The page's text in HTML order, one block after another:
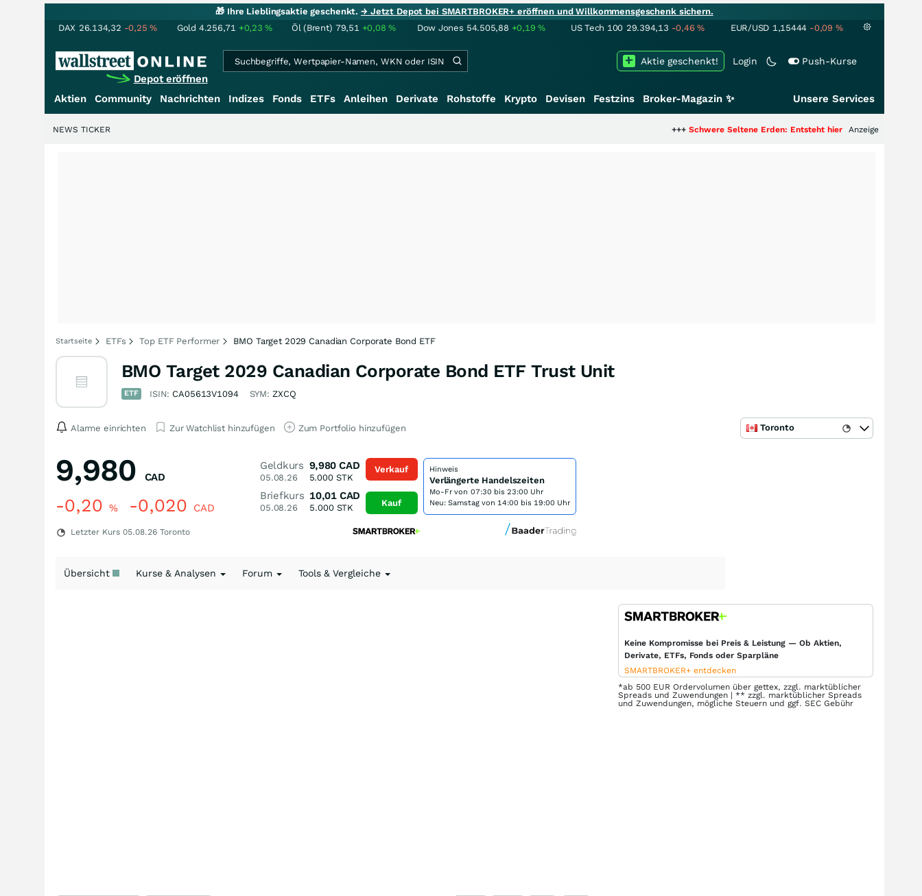
🎁 Ihre Lieblingsaktie geschenkt.→ Jetzt Depot bei SMARTBROKER+ eröffnen und Willkommensgeschenk sichern.
DAX 26.134,32 -0,25% Gold 4.256,71 +0,23% Öl (Brent) 79,51 +0,08% Dow Jones 54.505,88 +0,19% US Tech 100 29.394,13 -0,46% EUR/USD 1,15444 -0,09 %
Depot eröffnen
Login Push-Kurse
Aktie geschenkt!
Aktien Community Nachrichten Indizes Fonds ETFs Anleihen Derivate Rohstoffe Krypto Devisen Festzins Broker-Magazin ✨ Unsere Services
Schwere Seltene Erden: Entsteht hier die nächste Milliardenstory?
Anzeige
NEWS TICKER
Startseite ETFs Top ETF Performer BMO Target 2029 Canadian Corporate Bond ETF
BMO Target 2029 Canadian Corporate Bond ETF Trust Unit
ETF ISIN: CA05613V1094 SYM: ZXCQ
Alarme einrichten Zur Watchlist hinzufügen Zum Portfolio hinzufügen Toronto
9,980 CAD
-0,20 % -0,020 CAD
Letzter Kurs 05.08.26 Toronto
Geldkurs
05.08.26
9,980 CAD
5.000STK
Briefkurs
05.08.26
10,01 CAD
5.000STK
Verkauf
Kauf
Hinweis
Verlängerte Handelszeiten
Mo-Fr von 07:30 bis 23:00 Uhr
Neu: Samstag von 14:00 bis 19:00 Uhr
Übersicht Kurse & Analysen Forum Tools & Vergleiche
Keine Kompromisse bei Preis & Leistung — Ob Aktien,
Derivate, ETFs, Fonds oder Sparpläne
SMARTBROKER+ entdecken
*ab 500 EUR Ordervolumen über gettex, zzgl. marktüblicher
Spreads und Zuwendungen | ** zzgl. marktüblicher Spreads
und Zuwendungen, mögliche Steuern und ggf. SEC Gebühr